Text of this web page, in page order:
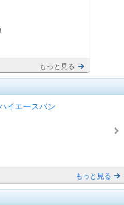
もっと見る
イエースバン
もっと見る